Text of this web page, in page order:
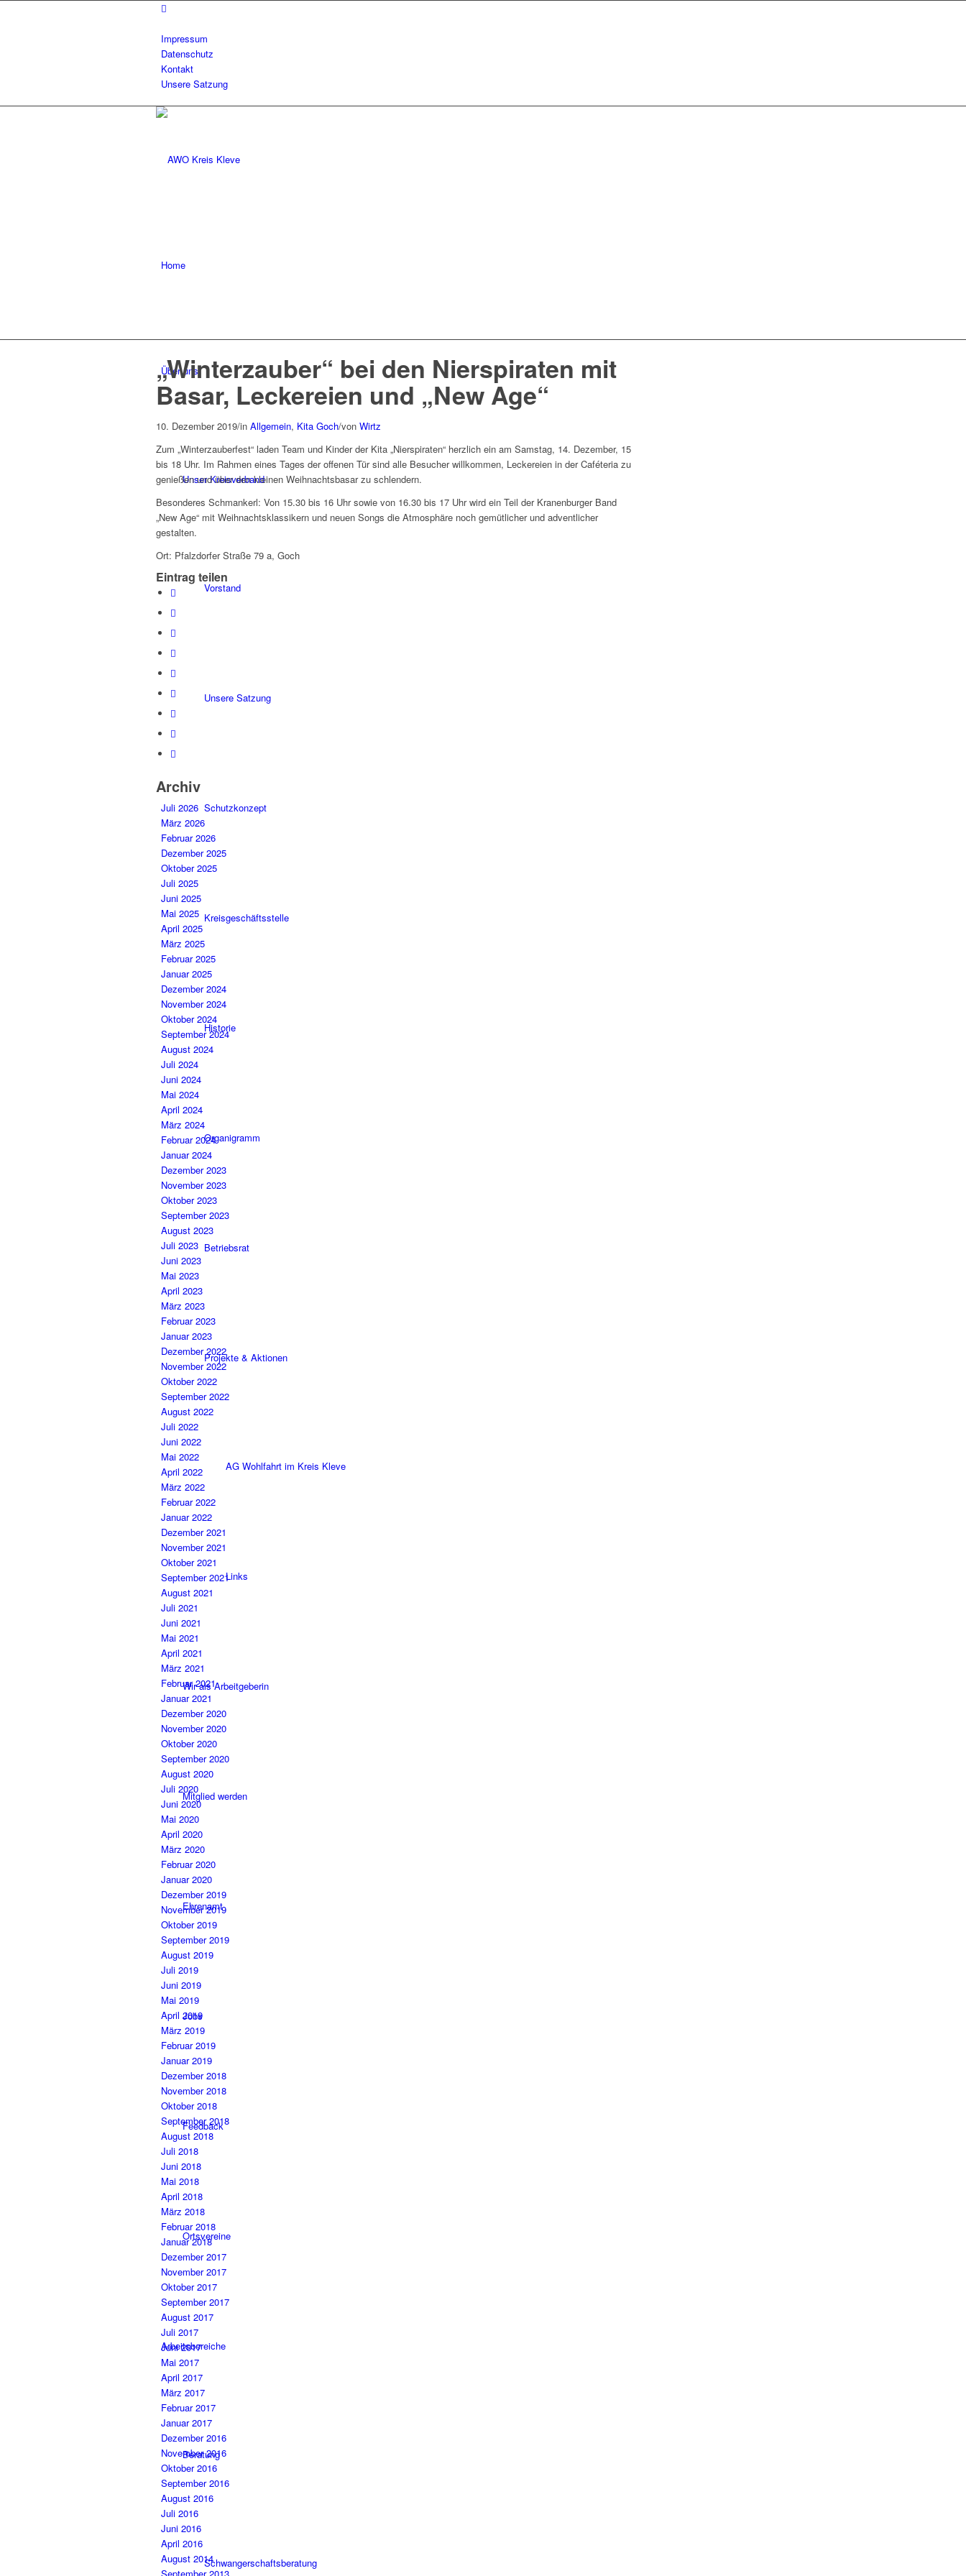
Impressum
Datenschutz
Kontakt
Unsere Satzung
Home
Über uns
Unser Kreisverband
Vorstand
Unsere Satzung
Schutzkonzept
Kreisgeschäftsstelle
Historie
Organigramm
Betriebsrat
Projekte & Aktionen
AG Wohlfahrt im Kreis Kleve
Links
Wir als Arbeitgeberin
Mitglied werden
Ehrenamt
Jobs
Feedback
Ortsvereine
Arbeitsbereiche
Beratung
Schwangerschaftsberatung
„Winterzauber“ bei den Nierspiraten mit
Basar, Leckereien und „New Age“
10. Dezember 2019/in Allgemein, Kita Goch/von Wirtz
Zum „Winterzauberfest“ laden Team und Kinder der Kita „Nierspiraten“ herzlich ein am Samstag, 14. Dezember, 15
bis 18 Uhr. Im Rahmen eines Tages der offenen Tür sind alle Besucher willkommen, Leckereien in der Caféteria zu
genießen und über den kleinen Weihnachtsbasar zu schlendern.
Besonderes Schmankerl: Von 15.30 bis 16 Uhr sowie von 16.30 bis 17 Uhr wird ein Teil der Kranenburger Band
„New Age“ mit Weihnachtsklassikern und neuen Songs die Atmosphäre noch gemütlicher und adventlicher
gestalten.
Ort: Pfalzdorfer Straße 79 a, Goch
Eintrag teilen
Archiv
Juli 2026
März 2026
Februar 2026
Dezember 2025
Oktober 2025
Juli 2025
Juni 2025
Mai 2025
April 2025
März 2025
Februar 2025
Januar 2025
Dezember 2024
November 2024
Oktober 2024
September 2024
August 2024
Juli 2024
Juni 2024
Mai 2024
April 2024
März 2024
Februar 2024
Januar 2024
Dezember 2023
November 2023
Oktober 2023
September 2023
August 2023
Juli 2023
Juni 2023
Mai 2023
April 2023
März 2023
Februar 2023
Januar 2023
Dezember 2022
November 2022
Oktober 2022
September 2022
August 2022
Juli 2022
Juni 2022
Mai 2022
April 2022
März 2022
Februar 2022
Januar 2022
Dezember 2021
November 2021
Oktober 2021
September 2021
August 2021
Juli 2021
Juni 2021
Mai 2021
April 2021
März 2021
Februar 2021
Januar 2021
Dezember 2020
November 2020
Oktober 2020
September 2020
August 2020
Juli 2020
Juni 2020
Mai 2020
April 2020
März 2020
Februar 2020
Januar 2020
Dezember 2019
November 2019
Oktober 2019
September 2019
August 2019
Juli 2019
Juni 2019
Mai 2019
April 2019
März 2019
Februar 2019
Januar 2019
Dezember 2018
November 2018
Oktober 2018
September 2018
August 2018
Juli 2018
Juni 2018
Mai 2018
April 2018
März 2018
Februar 2018
Januar 2018
Dezember 2017
November 2017
Oktober 2017
September 2017
August 2017
Juli 2017
Juni 2017
Mai 2017
April 2017
März 2017
Februar 2017
Januar 2017
Dezember 2016
November 2016
Oktober 2016
September 2016
August 2016
Juli 2016
Juni 2016
April 2016
August 2014